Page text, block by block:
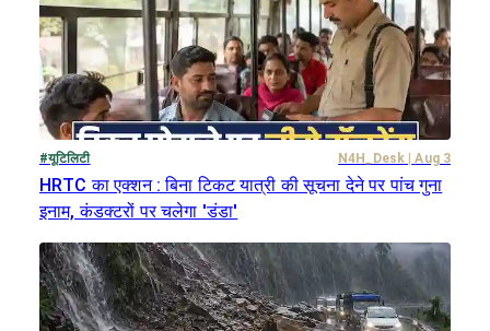
#यूटिलिटी N4H_Desk Aug 3
HRTC का एक्शन : बिना टिकट यात्री की सूचना देने पर पांच गुना
इनाम, कंडक्टरों पर चलेगा 'डंडा'